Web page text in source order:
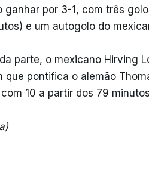
ganhar por 3-1, com três
e um autogolo do
parte, o mexicano Hirving
que pontifica o alemão
10 a partir dos 79